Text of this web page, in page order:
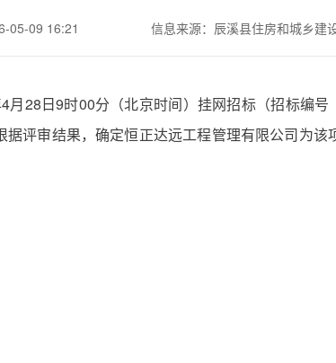
05-09 16:21 信息来源：辰溪县住房和城乡建
28日9时00分（北京时间）挂网招标（招标编
评审结果，确定恒正达远工程管理有限公司为